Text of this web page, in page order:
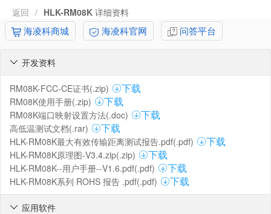
返回 / HLK-RM08K 详细资料
海凌科商城 海凌科官网 问答平台
开发资料

RM08K-FCC-CE证书(.zip) 下载
RM08K使用手册(.zip) 下载
RM08K端口映射设置方法(.doc) 下载
高低温测试文档(.rar) 下载
HLK-RM08K最大有效传输距离测试报告.pdf(.pdf) 下载
HLK-RM08K原理图-V3.4.zip(.zip) 下载
HLK-RM08K--用户手册--V1.6.pdf(.pdf) 下载
HLK-RM08K系列 ROHS 报告 .pdf(.pdf) 下载
应用软件
